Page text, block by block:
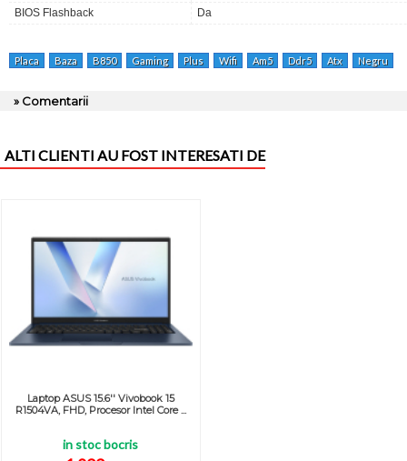
BIOS Flashback
Da
Placa Baza B850 Gaming Plus Wifi Am5 Ddr5 Atx Negru
» Comentarii
ALTI CLIENTI AU FOST INTERESATI DE
Laptop ASUS 15.6'' Vivobook 15
R1504VA, FHD, Procesor Intel Core ...
in stoc bocris